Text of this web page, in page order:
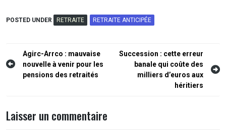
POSTED UNDER RETRAITE RETRAITE ANTICIPÉE
Agirc-Arrco : mauvaise
nouvelle à venir pour les
pensions des retraités
Succession : cette erreur
banale qui coûte des
milliers d’euros aux
héritiers
Laisser un commentaire